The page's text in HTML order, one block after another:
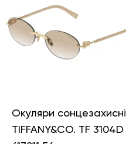
Окуляри сонцезахисні
TIFFANY&CO. TF 3104D